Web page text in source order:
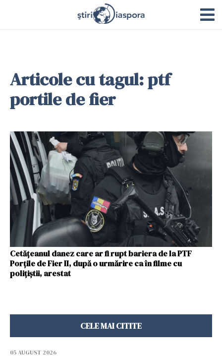
Articole cu tagul: ptf
portile de fier
Cetăţeanul danez care ar fi rupt bariera de la PTF
Porţile de Fier II, după o urmărire ca în filme cu
polițiștii, arestat
CELE MAI CITITE
05 AUGUST 2026